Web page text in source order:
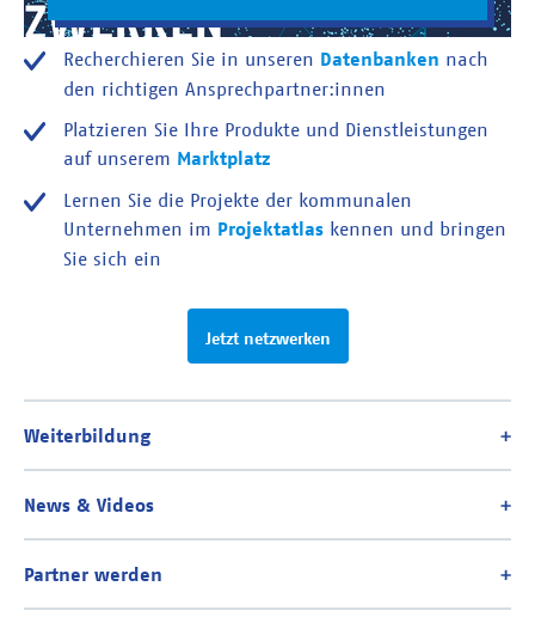
Recherchieren Sie in unseren Datenbanken nach
den richtigen Ansprechpartner:innen
Platzieren Sie Ihre Produkte und Dienstleistungen
auf unserem Marktplatz
Lernen Sie die Projekte der kommunalen
Unternehmen im Projektatlas kennen und bringen
Sie sich ein
Jetzt netzwerken